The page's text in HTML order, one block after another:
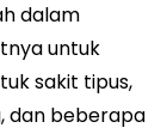
dalam
untuk
sakit tipus,
dan beberapa